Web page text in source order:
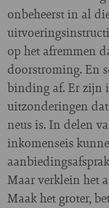
onbeheerst in al
op het afremmen
doorstroming. En
binding af. Er zijn
uitzonderingen
neus is. In delen
inkomenseis
Maar verklein het
Maak het groter,